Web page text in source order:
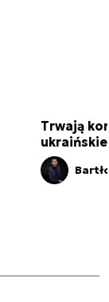
Trwają